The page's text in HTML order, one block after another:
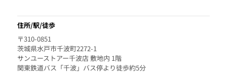
住所/駅/徒歩
〒310-0851
茨城県水戸市千波町2272-1
サンユーストアー千波店 敷地内 1階
関東鉄道バス「千波」バス停より徒歩約5分